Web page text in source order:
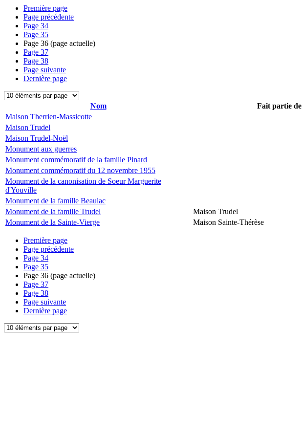
Première page
Page précédente
Page 34
Page 35
Page 36 (page actuelle)
Page 37
Page 38
Page suivante
Dernière page
Nom Fait partie de
Maison Therrien-Massicotte
Maison Trudel
Maison Trudel-Noël
Monument aux guerres
Monument commémoratif de la famille Pinard
Monument commémoratif du 12 novembre 1955
Monument de la canonisation de Soeur Marguerite
d'Youville
Monument de la famille Beaulac
Monument de la famille Trudel
Maison Trudel
Monument de la Sainte-Vierge
Maison Sainte-Thérèse
Première page
Page précédente
Page 34
Page 35
Page 36 (page actuelle)
Page 37
Page 38
Page suivante
Dernière page